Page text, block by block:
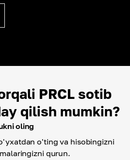
PRCL sotib
qilish mumkin?
oling
o'ting va hisobingizni
qurun.